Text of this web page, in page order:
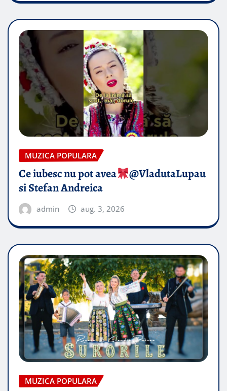
MUZICA POPULARA
Ce iubesc nu pot avea
​@VladutaLupau
si Stefan Andreica
admin aug. 3, 2026
MUZICA POPULARA